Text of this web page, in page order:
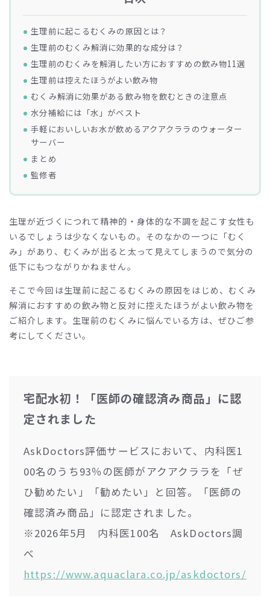
生理前に起こるむくみの原因とは？
生理前のむくみ解消に効果的な成分は？
生理前のむくみを解消したい方におすすめの飲み物11選
生理前は控えたほうがよい飲み物
むくみ解消に効果がある飲み物を飲むときの注意点
水分補給には「水」がベスト
手軽においしいお水が飲めるアクアクララのウォーター
サーバー
まとめ
監修者
生理が近づくにつれて精神的・身体的な不調を起こす女性も
いるでしょうは少なくないもの。そのなかの一つに「むく
み」があり、むくみが出ると太って見えてしまうので気分の
低下にもつながりかねません。
そこで今回は生理前に起こるむくみの原因をはじめ、むくみ
解消におすすめの飲み物と反対に控えたほうがよい飲み物を
ご紹介します。生理前のむくみに悩んでいる方は、ぜひご参
考にしてください。
宅配水初！「医師の確認済み商品」に認
定されました
AskDoctors評価サービスにおいて、内科医1
00名のうち93％の医師がアクアクララを「ぜ
ひ勧めたい」「勧めたい」と回答。「医師の
確認済み商品」に認定されました。
※2026年5月 内科医100名 AskDoctors調
べ
https://www.aquaclara.co.jp/askdoctors/